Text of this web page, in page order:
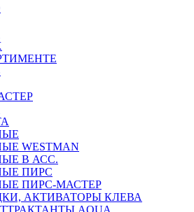
WESTMAN
В АСС.
ПИРС
ПИРС-МАСТЕР
АКТИВАТОРЫ КЛЕВА
AQUA